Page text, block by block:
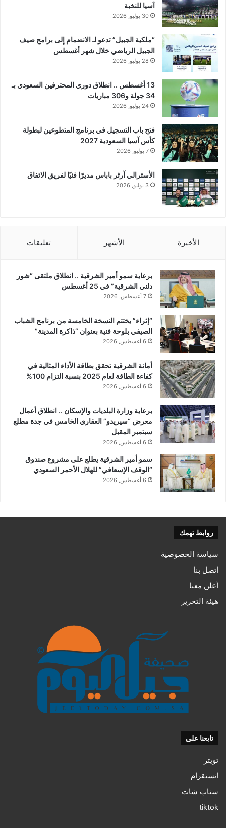
آسيا للنخبة
30 يوليو, 2026
“ملكية الجبيل” تدعو لـ الانضمام إلى برامج صيف
الجبيل الرياضي خلال شهر أغسطس
28 يوليو, 2026
13 أغسطس .. انطلاق دوري المحترفين السعودي بـ
34 جولة و306 مباريات
24 يوليو, 2026
فتح باب التسجيل في برنامج المتطوعين لبطولة
كأس آسيا السعودية 2027
7 يوليو, 2026
الأسترالي آرثر باباس مديرًا فنيًا لفريق الاتفاق
3 يوليو, 2026
الأخيرة الأشهر تعليقات
برعاية سمو أمير الشرقية .. انطلاق ملتقى “شور
دلني الشرقية” في 25 أغسطس
7 أغسطس, 2026
“إثراء” يختتم النسخة الخامسة من برنامج الشباب
الصيفي بلوحة فنية بعنوان “ذاكرة المدينة”
6 أغسطس, 2026
أمانة الشرقية تحقق بطاقة الأداء المثالية في
كفاءة الطاقة لعام 2025 بنسبة التزام 100%
6 أغسطس, 2026
برعاية وزارة البلديات والإسكان .. انطلاق أعمال
معرض “سيريدو” العقاري الخامس في جدة مطلع
سبتمبر المقبل
6 أغسطس, 2026
سمو أمير الشرقية يطلع على مشروع صندوق
“الوقف الإسعافي” للهلال الأحمر السعودي
6 أغسطس, 2026
روابط تهمك
سياسة الخصوصية
اتصل بنا
أعلن معنا
هيئة التحرير
تابعنا على
تويتر
انستقرام
سناب شات
tiktok